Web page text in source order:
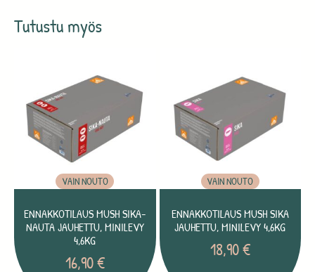
Tutustu myös
VAIN NOUTO
ENNAKKOTILAUS MUSH SIKA-
NAUTA JAUHETTU, MINILEVY
4,6KG
16,90€
VAIN NOUTO
ENNAKKOTILAUS MUSH SIKA
JAUHETTU, MINILEVY 4,6KG
18,90€